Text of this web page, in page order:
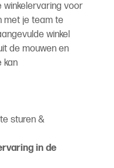
winkelervaring voor
met je team te
winkel
de mouwen en
kan
sturen &
in de